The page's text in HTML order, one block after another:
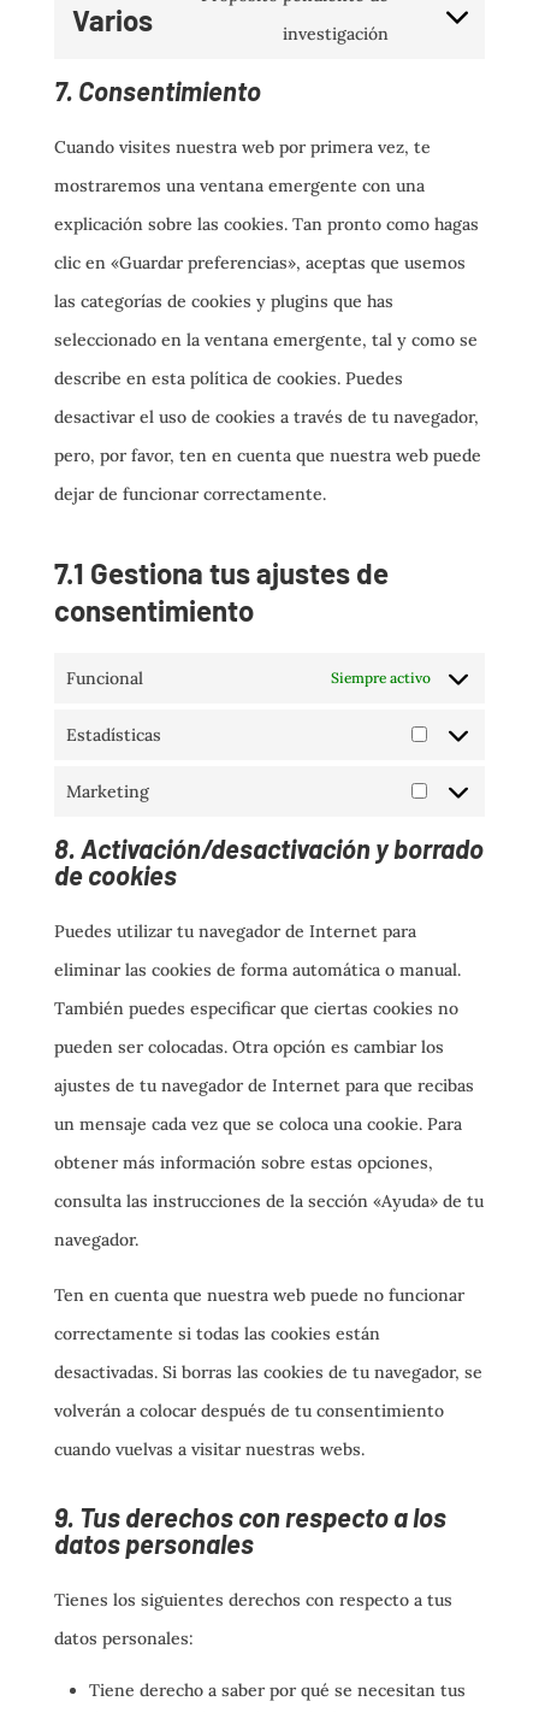
Varios
investigación
varios
7. Consentimiento
Cuando visites nuestra web por primera vez, te
mostraremos una ventana emergente con una
explicación sobre las cookies. Tan pronto como hagas
clic en «Guardar preferencias», aceptas que usemos
las categorías de cookies y plugins que has
seleccionado en la ventana emergente, tal y como se
describe en esta política de cookies. Puedes
desactivar el uso de cookies a través de tu navegador,
pero, por favor, ten en cuenta que nuestra web puede
dejar de funcionar correctamente.
7.1 Gestiona tus ajustes de
consentimiento
Funcional Siempre activo
Estadísticas
Marketing
8. Activación/desactivación y borrado
de cookies
Puedes utilizar tu navegador de Internet para
eliminar las cookies de forma automática o manual.
También puedes especificar que ciertas cookies no
pueden ser colocadas. Otra opción es cambiar los
ajustes de tu navegador de Internet para que recibas
un mensaje cada vez que se coloca una cookie. Para
obtener más información sobre estas opciones,
consulta las instrucciones de la sección «Ayuda» de tu
navegador.
Ten en cuenta que nuestra web puede no funcionar
correctamente si todas las cookies están
desactivadas. Si borras las cookies de tu navegador, se
volverán a colocar después de tu consentimiento
cuando vuelvas a visitar nuestras webs.
9. Tus derechos con respecto a los
datos personales
Tienes los siguientes derechos con respecto a tus
datos personales:
Tiene derecho a saber por qué se necesitan tus